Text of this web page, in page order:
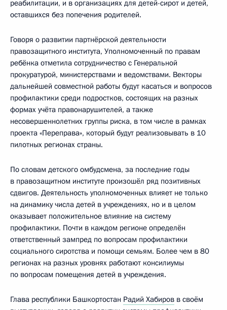
реабилитации, и в организациях для детей-сирот и детей,
оставшихся без попечения родителей.
Говоря о развитии партнёрской деятельности
правозащитного института, Уполномоченный по правам
ребёнка отметила сотрудничество с Генеральной
прокуратурой, министерствами и ведомствами. Векторы
дальнейшей совместной работы будут касаться и вопросов
профилактики среди подростков, состоящих на разных
формах учёта правонарушителей, а также
несовершеннолетних группы риска, в том числе в рамках
проекта «Переправа», который будут реализовывать в 10
пилотных регионах страны.
По словам детского омбудсмена, за последние годы
в правозащитном институте произошёл ряд позитивных
сдвигов. Деятельность уполномоченных влияет не только
на динамику числа детей в учреждениях, но и в целом
оказывает положительное влияние на систему
профилактики. Почти в каждом регионе определён
ответственный зампред по вопросам профилактики
социального сиротства и помощи семьям. Более чем в 80
регионах на разных уровнях работают консилиумы
по вопросам помещения детей в учреждения.
Глава республики Башкортостан Радий Хабиров в своём